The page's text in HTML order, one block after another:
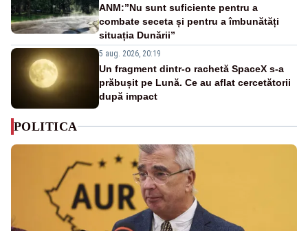
ANM:”Nu sunt suficiente pentru a
combate seceta și pentru a îmbunătăți
situația Dunării”
5 aug. 2026, 20:19
Un fragment dintr-o rachetă SpaceX s-a
prăbușit pe Lună. Ce au aflat cercetătorii
după impact
POLITICA